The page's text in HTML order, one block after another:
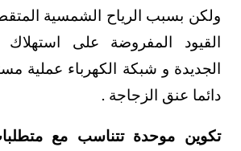
ولكن بسبب الرياح الشمسية
القيود المفروضة على استهلاك
الجديدة و شبكة الكهرباء عملية
دائما عنق الزجاجة .
تكوين موحدة تتناسب مع